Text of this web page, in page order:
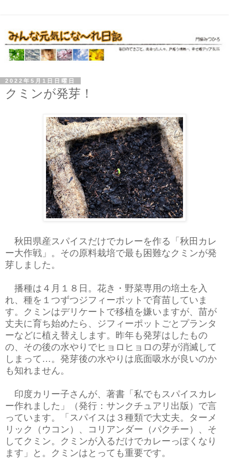
2022年5月1日日曜日
クミンが発芽！
秋田県産スパイスだけでカレーを作る「秋田カレ
ー大作戦」。その原料栽培で最も困難なクミンが発
芽しました。
播種は４月１８日。花き・野菜専用の培土を入
れ、種を１つずつジフィーポットで育苗していま
す。クミンはデリケートで移植を嫌いますが、苗が
丈夫に育ち始めたら、ジフィーポットごとプランタ
ーなどに植え替えします。昨年も発芽はしたもの
の、その後の水やりでヒョロヒョロの芽が消滅して
しまって…。発芽後の水やりは底面吸水が良いのか
も知れません。
印度カリー子さんが、著書「私でもスパイスカレ
ー作れました」（発行：サンクチュアリ出版）で言
っています。「スパイスは３種類で大丈夫。ターメ
リック（ウコン）、コリアンダー（パクチー）、そ
してクミン。クミンが入るだけでカレーっぽくなり
ます」と。クミンはとっても重要です。